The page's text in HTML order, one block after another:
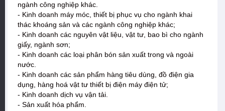
ngành công nghiệp khác.
- Kinh doanh máy móc, thiết bị phục vụ cho ngành khai
thác khoáng sản và các ngành công nghiệp khác;
- Kinh doanh các nguyên vật liệu, vật tư, bao bì cho ngành
giấy, ngành sơn;
- Kinh doanh các loại phân bón sản xuất trong và ngoài
nước.
- Kinh doanh các sản phẩm hàng tiêu dùng, đồ điện gia
dụng, hàng hoá vật tư thiết bị điện máy điện tử;
- Kinh doanh dịch vụ vận tải.
- Sản xuất hóa phẩm.